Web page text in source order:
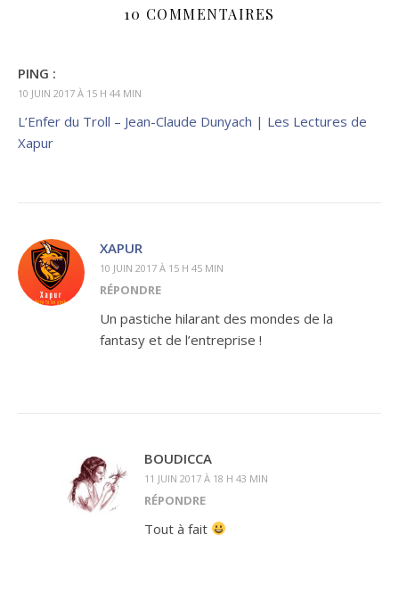
10 COMMENTAIRES
PING :
10 JUIN 2017 À 15 H 44 MIN
L’Enfer du Troll – Jean-Claude Dunyach | Les Lectures de
Xapur
XAPUR
10 JUIN 2017 À 15 H 45 MIN
RÉPONDRE
Un pastiche hilarant des mondes de la
fantasy et de l’entreprise !
BOUDICCA
11 JUIN 2017 À 18 H 43 MIN
RÉPONDRE
Tout à fait